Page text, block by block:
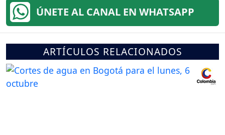
ÚNETE AL CANAL EN WHATSAPP
ARTÍCULOS RELACIONADOS